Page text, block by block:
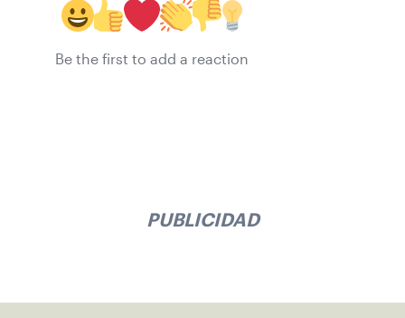
Be the first to add a reaction
PUBLICIDAD